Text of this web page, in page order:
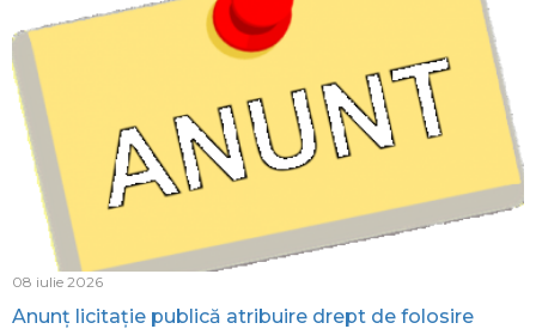
08 iulie 2026
Anunț licitație publică atribuire drept de folosire